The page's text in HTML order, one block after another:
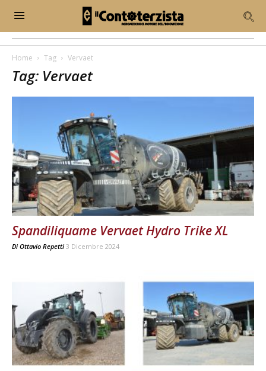
Home Tag Vervaet
Tag: Vervaet
Spandiliquame Vervaet Hydro Trike XL
Di Ottavio Repetti 3 Dicembre 2024